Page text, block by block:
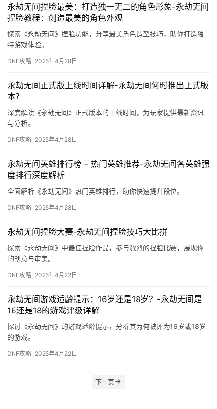
永劫无间捏脸最美：打造独一无二的角色形象-永劫无间
捏脸教程：创造最美的角色外观
探索《永劫无间》捏脸功能，分享最美角色造型技巧，助你打造独
特游戏体验。
DNF攻略 2025年4月28日
永劫无间正式版上线时间详解-永劫无间何时推出正式版
本？
深度解读《永劫无间》正式版本的上线时间，为玩家提供最新资讯
与分析。
DNF攻略 2025年4月28日
永劫无间英雄排行榜 – 热门英雄推荐-永劫无间各英雄强
度排行深度解析
全面解析《永劫无间》热门英雄排行，助你快速提升段位。
DNF攻略 2025年4月28日
永劫无间捏脸大赛-永劫无间捏脸技巧大比拼
探索《永劫无间》中最佳捏脸作品，参与激烈的捏脸比赛，展现你
的创意与审美。
DNF攻略 2025年4月22日
永劫无间游戏适龄提示：16岁还是18岁？-永劫无间是
16还是18的游戏评级详解
探讨《永劫无间》的游戏适龄提示，分析其为何被评为16岁或18岁
的游戏。
DNF攻略 2025年4月22日
下一页